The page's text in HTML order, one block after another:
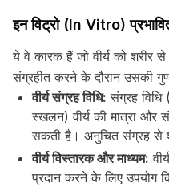
इन विट्रो (In Vitro)
ये वे कारक हैं जो वीर्य को शरीर
संग्रहीत करने के दौरान उसकी
वीर्य संग्रह विधि: संग्रह विधि
स्खलन) वीर्य की मात्रा और
सकती है। अनुचित संग्रह से
वीर्य विस्तारक और माध्यम:
प्रदान करने के लिए उपयोग